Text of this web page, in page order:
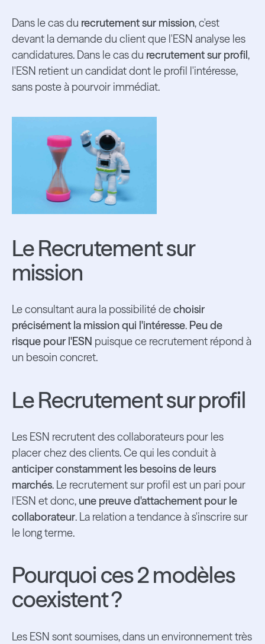
Dans le cas du recrutement sur mission, c'est
devant la demande du client que l'ESN analyse les
candidatures. Dans le cas du recrutement sur profil,
l'ESN retient un candidat dont le profil l'intéresse,
sans poste à pourvoir immédiat.
Le Recrutement sur
mission
Le consultant aura la possibilité dechoisir
précisément la mission qui l'intéresse. Peu de
risque pour l'ESN puisque ce recrutement répond à
un besoin concret.
Le Recrutement sur profil
Les ESN recrutent des collaborateurs pour les
placer chez des clients. Ce qui les conduit à
anticiper constamment les besoins de leurs
marchés. Le recrutement sur profil est un pari pour
l'ESN et donc, une preuve d'attachement pour le
collaborateur. La relation a tendance à s'inscrire sur
le long terme.
Pourquoi ces 2 modèles
coexistent ?
Les ESN sont soumises, dans un environnement très